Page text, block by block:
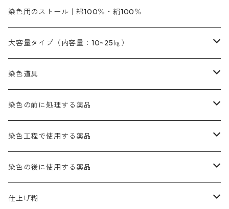
緑色系
茶色系
染料一覧ー100g入り
緑色系
茶色系
灰色系
黒色系
茶色｜20g入りのみ公開
灰色｜20g入りのみ公開
黒色
エロー ＭＧＲ｜明るい緑みの黄色
オレンヂMG｜黄みの橙色
オレンヂMGD（定番の色合い）
赤色系
レットMFB｜赤色（定番の色合い）
レットMG｜黄みの朱色
青色系
ネビーブルーMB（定番の色合い）
ブルーMB（定番の色合い）
紫色系
バイオレットMFB
緑色系
ダークグリンMG（定番の色合い）
グリーンMB｜緑色
茶色系
ダークブロンMFB｜こげ茶色
ブロンHNR｜こげ茶色
黒色系
ブラックMK（赤みの黒色）
白色系（定番の色合い）
群青
黒色｜在庫処分特価
緑色｜在庫処分特価
茶色｜在庫処分特価
カッチ｜茶系
霧島産・晩秋茶｜黄金色（赤みの黄色）｜準備中
アルミ媒染剤
鉄媒染剤
ソーダ灰｜アルカリ性のPH調整剤
藍染
ぶどう糖
ハイドロサルファイトコンク
染色用途のハンカチ・バンダナ
45cm×45cm（ハンカチ）｜端の始末も綿糸｜タグなし
54cm×54cm（バンダナ）｜端の始末も綿糸｜タグなし
ビスマークブロンB｜赤茶色
塩基性エロ―｜液体タイプ
ローダミンB｜赤紫色｜マゼンダ色
オリジナル染料｜スス竹色｜ミキセットファストブロンGR
インディゴピュア
アルカリ剤
ハイドロサルファイトコンク
酸性剤
45cm×45cm（ハンカチ）｜端の始末も綿糸｜タグなし
54cm×54cm（バンダナ）｜端の始末も綿糸｜タグなし
染色用のストール｜綿100％・絹100％
大容量タイプ（内容量：10~25㎏）
芒硝｜綿の染色時の吸収促進剤
ソーダ灰｜アルカリ性のPH調整剤
硫酸第一鉄｜鉄媒染剤
染色道具
刷毛
摺込み刷毛（スリコミハケ）ー夏毛（硬いタイプ）
摺込み刷毛（スリコミハケ）ー冬毛（柔らかいタイプ）
ローケツ筆
ローケツ用筆｜1本～販売
ローケツ用筆ー10%off｜20本セットお取り寄せ品
洋型紙（9番手｜中薄口、10番手｜中厚口）
有償サンプル品｜約20cm×27cm
張木｜入荷待ち
染色の前に処理する薬品
精練剤｜汚れ落とし剤｜針状マルセル石鹸
糊落とし剤｜ソルベンCA
濃染処理剤｜ソルバックスPS－900
染色工程で使用する薬品
染料の吸収促進剤
酢酸｜絹・羊毛・ナイロンに使用する
染料のムラ染め抑制剤（均染剤）
染色の後に使用する薬品
ソーピング剤｜未定着の染料を除去すること
仕上げ糊